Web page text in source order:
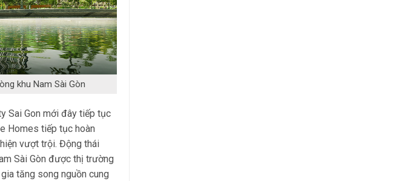
khu Nam Sài Gòn
Sai Gon mới đây tiếp tục
Homes tiếp tục hoàn
vượt trội. Động thái
Sài Gòn được thị trường
tăng song nguồn cung